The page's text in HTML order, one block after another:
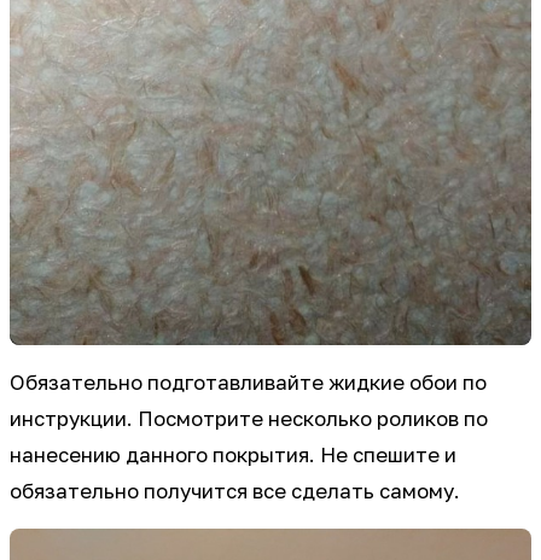
Обязательно подготавливайте жидкие обои по
инструкции. Посмотрите несколько роликов по
нанесению данного покрытия. Не спешите и
обязательно получится все сделать самому.